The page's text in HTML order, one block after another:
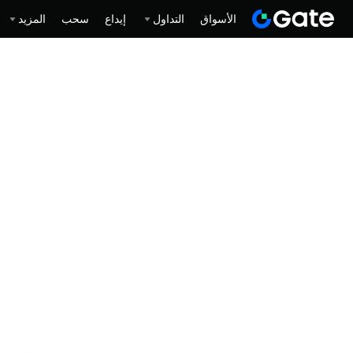
الأسواق التداول إيداع سحب المزيد